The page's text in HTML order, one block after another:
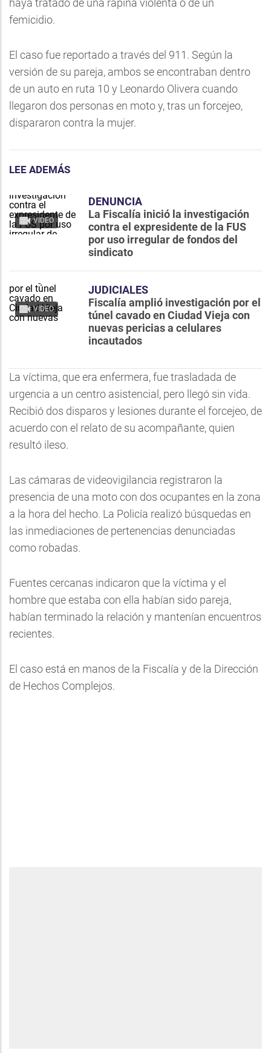
haya tratado de una rapiña violenta o de un
femicidio.
El caso fue reportado a través del 911. Según la
versión de su pareja, ambos se encontraban dentro
de un auto en ruta 10 y Leonardo Olivera cuando
llegaron dos personas en moto y, tras un forcejeo,
dispararon contra la mujer.
LEE ADEMÁS
VIDEO
DENUNCIA
La Fiscalía inició la investigación
contra el expresidente de la FUS
por uso irregular de fondos del
sindicato
VIDEO
JUDICIALES
Fiscalía amplió investigación por el
túnel cavado en Ciudad Vieja con
nuevas pericias a celulares
incautados
La víctima, que era enfermera, fue trasladada de
urgencia a un centro asistencial, pero llegó sin vida.
Recibió dos disparos y lesiones durante el forcejeo, de
acuerdo con el relato de su acompañante, quien
resultó ileso.
Las cámaras de videovigilancia registraron la
presencia de una moto con dos ocupantes en la zona
a la hora del hecho. La Policía realizó búsquedas en
las inmediaciones de pertenencias denunciadas
como robadas.
Fuentes cercanas indicaron que la víctima y el
hombre que estaba con ella habían sido pareja,
habían terminado la relación y mantenían encuentros
recientes.
El caso está en manos de la Fiscalía y de la Dirección
de Hechos Complejos.